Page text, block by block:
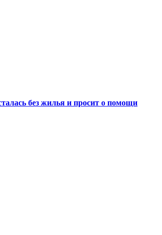
без жилья и просит о помощи